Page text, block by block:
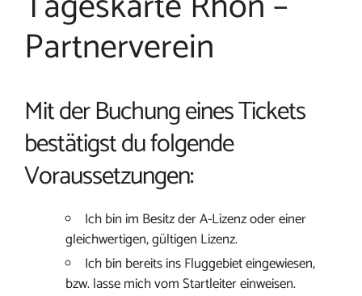
Partnerverein
Mit der Buchung eines Tickets
bestätigst du folgende
Voraussetzungen:
Ich bin im Besitz der A-Lizenz oder einer
gleichwertigen, gültigen Lizenz.
Ich bin bereits ins Fluggebiet eingewiesen,
bzw. lasse mich vom Startleiter einweisen.